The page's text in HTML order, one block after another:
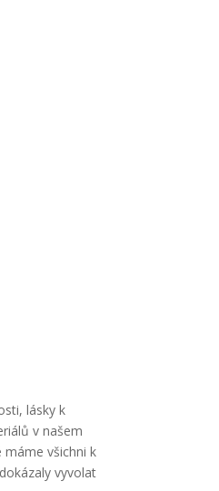
lásky k
v našem
všichni k
vyvolat